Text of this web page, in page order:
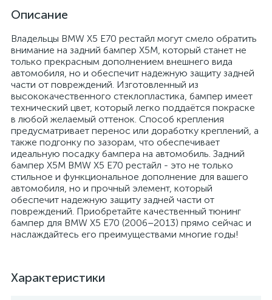
Описание
Владельцы BMW X5 E70 рестайл могут смело обратить
внимание на задний бампер X5M, который станет не
только прекрасным дополнением внешнего вида
автомобиля, но и обеспечит надежную защиту задней
части от повреждений. Изготовленный из
высококачественного стеклопластика, бампер имеет
технический цвет, который легко поддаётся покраске
в любой желаемый оттенок. Способ крепления
предусматривает перенос или доработку креплений, а
также подгонку по зазорам, что обеспечивает
идеальную посадку бампера на автомобиль. Задний
бампер X5M BMW X5 E70 рестайл - это не только
стильное и функциональное дополнение для вашего
автомобиля, но и прочный элемент, который
обеспечит надежную защиту задней части от
повреждений. Приобретайте качественный тюнинг
бампер для BMW X5 E70 (2006–2013) прямо сейчас и
наслаждайтесь его преимуществами многие годы!
Характеристики